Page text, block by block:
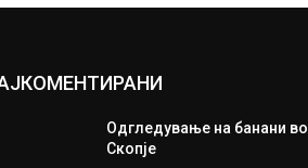
Одгледување на банани во
Скопје